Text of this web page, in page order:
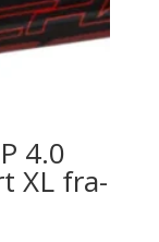
4.0
XL fra-